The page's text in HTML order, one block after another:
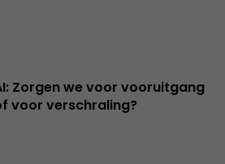
Zorgen we voor vooruitgang
voor verschraling?